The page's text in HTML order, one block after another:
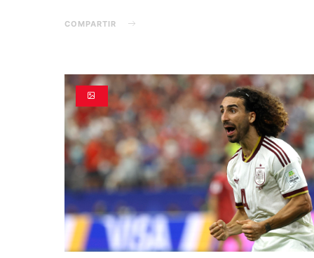
COMPARTIR